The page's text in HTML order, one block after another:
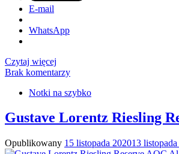
E-mail
WhatsApp
Czytaj więcej
Brak komentarzy
Notki na szybko
Gustave Lorentz Riesling
Opublikowany 15 listopada 202013